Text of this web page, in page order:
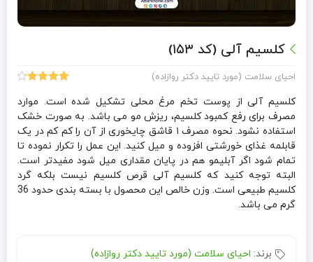
کلسیم آلی (کد ۱۵۳)
احیای سلامت (مورد تایید دکتر روازاده)
4.25
از 5
امتیازدهی
مشتری
کلسیم آلی از پوست تخم مرغ محلی تشکیل شده است. موارد
مصرف برای رفع کمبود کلسیم، ریزش مو می باشد. به صورت خشک
استفاده نشود. نحوه مصرف ۱ قاشق چایخوری از آن را کم کم در یک
قابلمه غذای خورشتی افزوده و میل کنید. این عمل را تکرار نموده تا
تمام شود اگر آبلیمو هم در پایان مقداری میل شود مفیدتر است.
البته توجه کنید که کلسیم آلی قرص کلسیم نیست بلکه گرد
کلسیم طبیعی است. وزن خالص این محصول با بسته بندی حدود 36
گرم می باشد.
برند: احیای سلامت (مورد تایید دکتر روازاده)